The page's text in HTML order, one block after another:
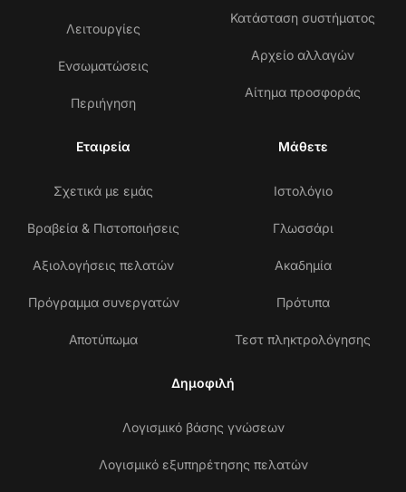
Λειτουργίες
Ενσωματώσεις
Περιήγηση
Κατάσταση συστήματος
Αρχείο αλλαγών
Αίτημα προσφοράς
Εταιρεία
Σχετικά με εμάς
Βραβεία & Πιστοποιήσεις
Αξιολογήσεις πελατών
Πρόγραμμα συνεργατών
Αποτύπωμα
Μάθετε
Ιστολόγιο
Γλωσσάρι
Ακαδημία
Πρότυπα
Τεστ πληκτρολόγησης
Δημοφιλή
Λογισμικό βάσης γνώσεων
Λογισμικό εξυπηρέτησης πελατών